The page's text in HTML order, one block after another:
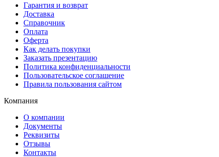
Гарантия и возврат
Доставка
Справочник
Оплата
Оферта
Как делать покупки
Заказать презентацию
Политика конфиденциальности
Пользовательское соглашение
Правила пользования сайтом
Компания
О компании
Документы
Реквизиты
Отзывы
Контакты